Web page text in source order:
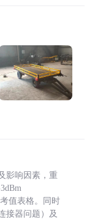
影响因素，重
值表格。同时
接器问题）及